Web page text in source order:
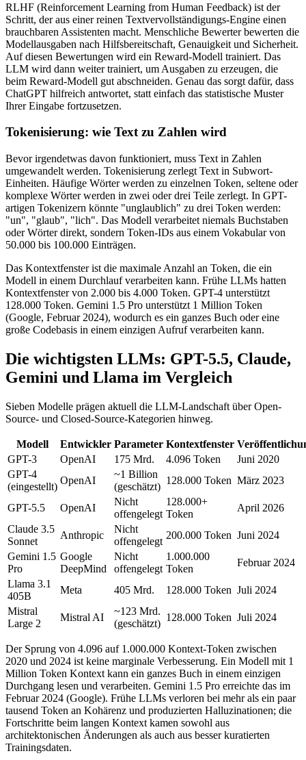
RLHF (Reinforcement Learning from Human Feedback) ist der
Schritt, der aus einer reinen Textvervollständigungs-Engine einen
brauchbaren Assistenten macht. Menschliche Bewerter bewerten die
Modellausgaben nach Hilfsbereitschaft, Genauigkeit und Sicherheit.
Auf diesen Bewertungen wird ein Reward-Modell trainiert. Das
LLM wird dann weiter trainiert, um Ausgaben zu erzeugen, die
beim Reward-Modell gut abschneiden. Genau das sorgt dafür, dass
ChatGPT hilfreich antwortet, statt einfach das statistische Muster
Ihrer Eingabe fortzusetzen.
Tokenisierung: wie Text zu Zahlen wird
Bevor irgendetwas davon funktioniert, muss Text in Zahlen
umgewandelt werden. Tokenisierung zerlegt Text in Subwort-
Einheiten. Häufige Wörter werden zu einzelnen Token, seltene oder
komplexe Wörter werden in zwei oder drei Teile zerlegt. In GPT-
artigen Tokenizern könnte "unglaublich" zu drei Token werden:
"un", "glaub", "lich". Das Modell verarbeitet niemals Buchstaben
oder Wörter direkt, sondern Token-IDs aus einem Vokabular von
50.000 bis 100.000 Einträgen.
Das Kontextfenster ist die maximale Anzahl an Token, die ein
Modell in einem Durchlauf verarbeiten kann. Frühe LLMs hatten
Kontextfenster von 2.000 bis 4.000 Token. GPT-4 unterstützt
128.000 Token. Gemini 1.5 Pro unterstützt 1 Million Token
(Google, Februar 2024), wodurch es ein ganzes Buch oder eine
große Codebasis in einem einzigen Aufruf verarbeiten kann.
Die wichtigsten LLMs: GPT-5.5, Claude,
Gemini und Llama im Vergleich
Sieben Modelle prägen aktuell die LLM-Landschaft über Open-
Source- und Closed-Source-Kategorien hinweg.
Modell Entwickler Parameter Kontextfenster
GPT-3
OpenAI 175 Mrd. 4.096 Token
Juni 2020
GPT-4
(eingestellt)
OpenAI
~1 Billion
(geschätzt)
128.000 Token März 2023
GPT-5.5 OpenAI
Nicht
offengelegt
128.000+
Token
April 2026
Claude 3.5
Sonnet
Anthropic
Nicht
offengelegt
200.000 Token Juni 2024
Gemini 1.5
Pro
Google
DeepMind
Nicht
offengelegt
1.000.000
Token
Februar 2024
Llama 3.1
405B
Meta 405 Mrd. 128.000 Token Juli 2024
Mistral
Large 2
Mistral AI
~123 Mrd.
(geschätzt)
128.000 Token Juli 2024
Der Sprung von 4.096 auf 1.000.000 Kontext-Token zwischen
2020 und 2024 ist keine marginale Verbesserung. Ein Modell mit 1
Million Token Kontext kann ein ganzes Buch in einem einzigen
Durchgang lesen und verarbeiten. Gemini 1.5 Pro erreichte das im
Februar 2024 (Google). Frühe LLMs verloren bei mehr als ein paar
tausend Token an Kohärenz und produzierten Halluzinationen; die
Fortschritte beim langen Kontext kamen sowohl aus
architektonischen Änderungen als auch aus besser kuratierten
Trainingsdaten.